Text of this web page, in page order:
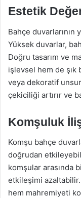
Estetik
Bahçe duvarlarının
Yüksek duvarlar,
Doğru tasarım ve
işlevsel hem de
veya dekoratif
çekiciliği artırır ve
Komşuluk
Komşu bahçe
doğrudan
komşular arasında
etkileşimi
hem mahremiyeti